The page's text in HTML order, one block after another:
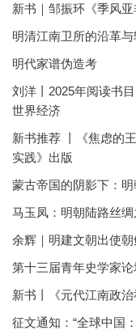
新书｜邹振环《季风
明清江南卫所的沿革与
明代家谱伪造考
刘洋丨2025年阅读书
世界经济
新书推荐 丨《焦虑的
实践》出版
蒙古帝国的阴影下：
马玉凤：明朝陆路丝
余辉｜明建文朝出使
第十三届青年史学家
新书丨《元代江南政治
征文通知：“全球中国